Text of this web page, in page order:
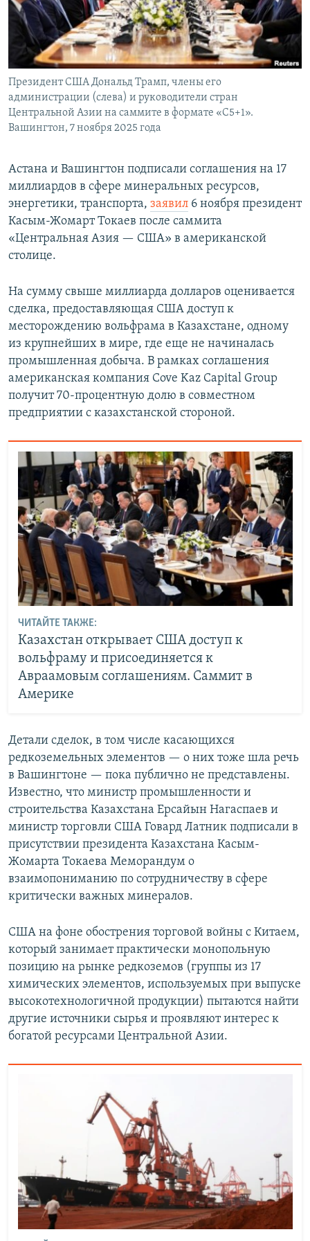
Президент США Дональд Трамп, члены его
администрации (слева) и руководители стран
Центральной Азии на саммите в формате «С5+1».
Вашингтон, 7 ноября 2025 года
Астана и Вашингтон подписали соглашения на 17
миллиардов в сфере минеральных ресурсов,
энергетики, транспорта, заявил 6 ноября президент
Касым-Жомарт Токаев после саммита
«Центральная Азия — США» в американской
столице.
На сумму свыше миллиарда долларов оценивается
сделка, предоставляющая США доступ к
месторождению вольфрама в Казахстане, одному
из крупнейших в мире, где еще не начиналась
промышленная добыча. В рамках соглашения
американская компания Cove Kaz Capital Group
получит 70-процентную долю в совместном
предприятии с казахстанской стороной.
ЧИТАЙТЕ ТАКЖЕ:
Казахстан открывает США доступ к
вольфраму и присоединяется к
Авраамовым соглашениям. Саммит в
Америке
Детали сделок, в том числе касающихся
редкоземельных элементов — о них тоже шла речь
в Вашингтоне — пока публично не представлены.
Известно, что министр промышленности и
строительства Казахстана Ерсайын Нагаспаев и
министр торговли США Говард Латник подписали в
присутствии президента Казахстана Касым-
Жомарта Токаева Меморандум о
взаимопониманию по сотрудничеству в сфере
критически важных минералов.
США на фоне обострения торговой войны с Китаем,
который занимает практически монопольную
позицию на рынке редкоземов (группы из 17
химических элементов, используемых при выпуске
высокотехнологичной продукции) пытаются найти
другие источники сырья и проявляют интерес к
богатой ресурсами Центральной Азии.